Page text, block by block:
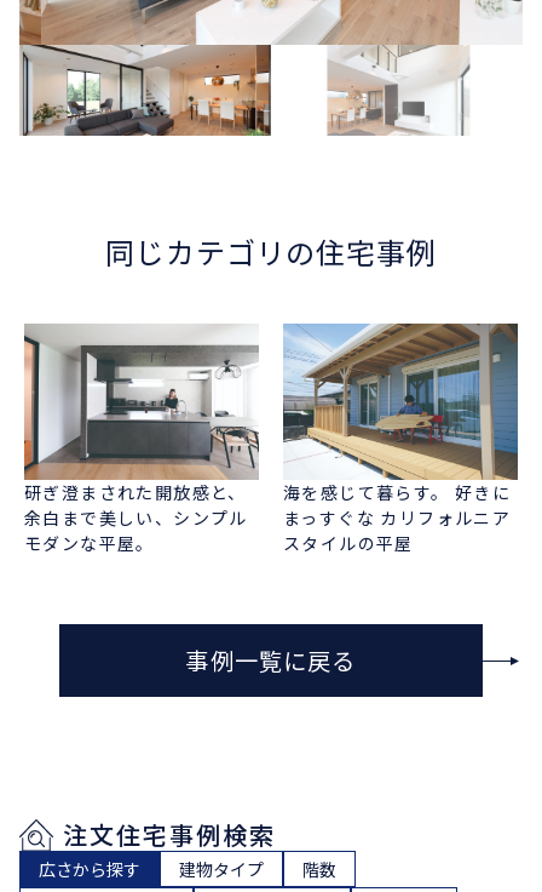
注文住宅事例検索
広さから探す 建物タイプ 階数
同じカテゴリの住宅事例
研ぎ澄まされた開放感と、
余白まで美しい、シンプル
モダンな平屋。
海を感じて暮らす。 好きに
まっすぐな カリフォルニア
スタイルの平屋
事例一覧に戻る